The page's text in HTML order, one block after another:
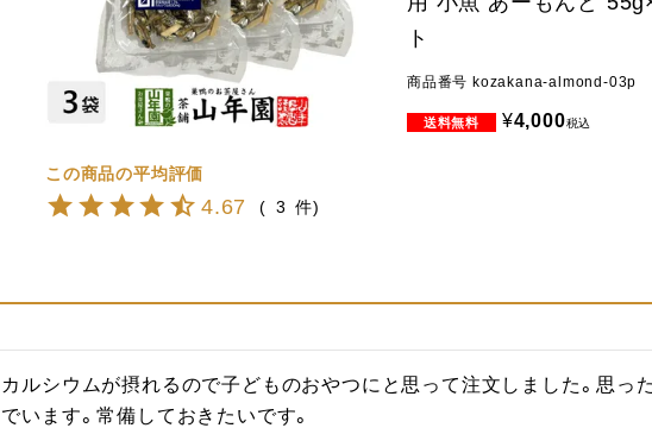
ト
商品番号 kozakana-almond-03p
¥4,000税込
4.67 3
カルシウムが摂れるので子どものおやつにと思って注文しました。思っ
でいます。常備しておきたいです。